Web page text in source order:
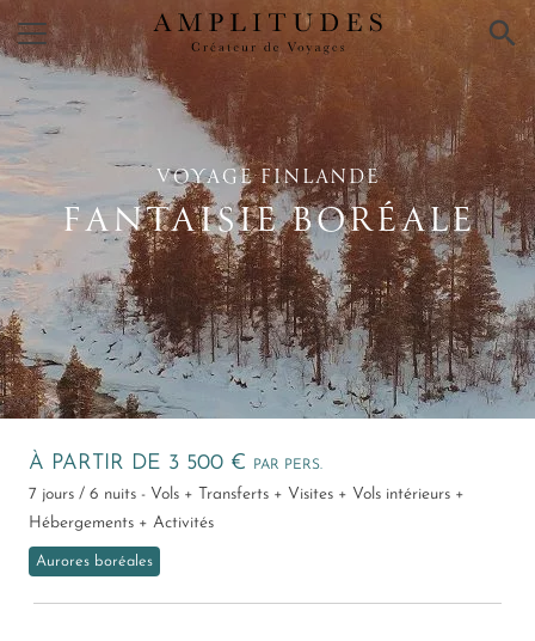
×
VOYAGE FINLANDE
FANTAISIE BORÉALE
À PARTIR DE 3 500 € PAR PERS.
7 jours / 6 nuits - Vols + Transferts + Visites + Vols intérieurs +
Hébergements + Activités
Aurores boréales